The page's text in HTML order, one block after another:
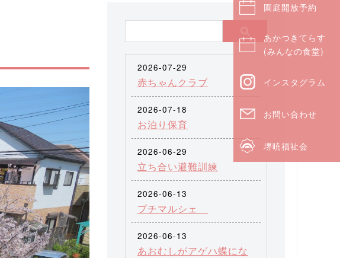
園庭開放予約
あかつきてらす
(みんなの食堂)
インスタグラム
お問い合わせ
堺暁福祉会
2026-07-29
赤ちゃんクラブ
2026-07-18
お泊り保育
2026-06-29
立ち合い避難訓練
2026-06-13
プチマルシェ
2026-06-13
あおむしがアゲハ蝶にな